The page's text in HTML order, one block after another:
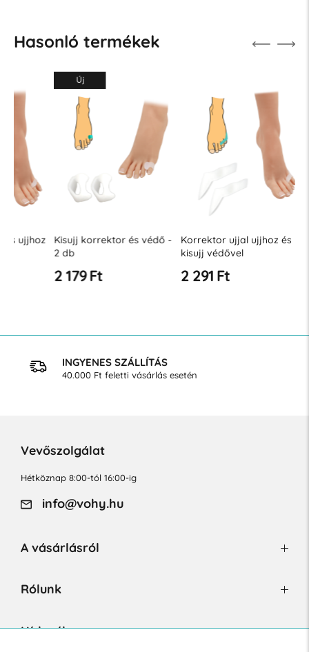
Hasonló termékek
Kisujj korrektor és védő -
2 179 Ft
Korrektor ujjal ujjhoz és
kisujj védővel
2 291 Ft
INGYENES SZÁLLÍTÁS
40.000 Ft feletti vásárlás esetén
Vevőszolgálat
Hétköznap 8:00-tól 16:00-ig
info@vohy.hu
A vásárlásról
Rólunk
Hírlevél